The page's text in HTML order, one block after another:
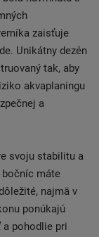
zaisťuje
Unikátny dezén
tak, aby
akvaplaningu
a
svoju stabilitu a
máte
najmä v
ponúkajú
pohodlie pri